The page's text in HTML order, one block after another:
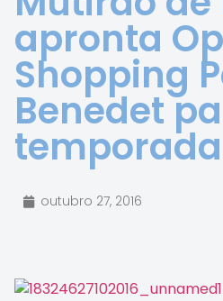
apronta
Shopping
Benedet
outubro 27, 2016